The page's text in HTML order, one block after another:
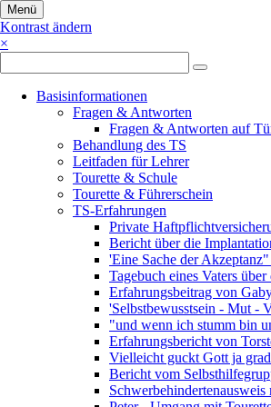
Menü
Kontrast ändern
×
überspringenBasisinformationen
Fragen & Antworten
Fragen & Antworten auf
Behandlung des TS
Leitfaden für Lehrer
Tourette & Schule
Tourette & Führerschein
TS-Erfahrungen
Private
Bericht über die
'Eine Sache der
Tagebuch eines Vaters
Erfahrungsbeitrag von
'Selbstbewusstsein - Mut -
"und wenn ich stumm bin
Erfahrungsbericht von
Vielleicht guckt Gott ja
Bericht vom